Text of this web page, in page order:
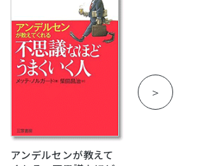
アンデルセンが教えて